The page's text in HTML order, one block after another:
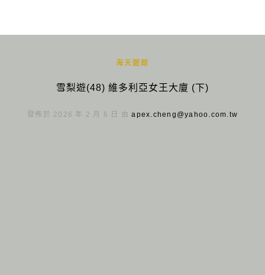
海天遊踪
雪梨遊(48) 維多利亞女王大廈 (下)
發佈於 2026 年 2 月 6 日 由apex.cheng@yahoo.com.tw